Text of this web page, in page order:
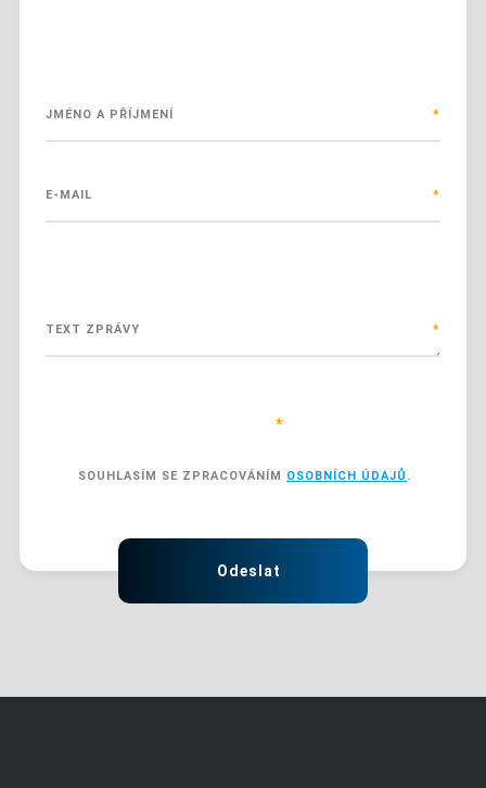
JMÉNO A PŘÍJMENÍ *
E-MAIL *
TEXT ZPRÁVY *
*
SOUHLASÍM
SOUHLASÍM SE ZPRACOVÁNÍM OSOBNÍCH ÚDAJŮ
Odeslat
nepodařilo